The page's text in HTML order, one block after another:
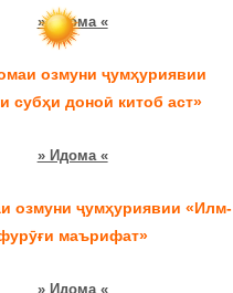
» Идома «
озмуни ҷумҳуриявии
субҳи доноӣ китоб аст»
» Идома «
озмуни ҷумҳуриявии «Илм-
маърифат»
» Идома «